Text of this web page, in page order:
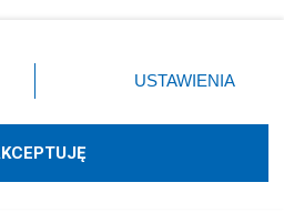
W3media.pl
przycisk ustawień prywatności
rogu strony
nie wymagają zgody
sprzeciwić się takiemu
USTAWIENIA